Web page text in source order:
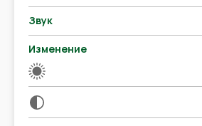
Звук
Изменение